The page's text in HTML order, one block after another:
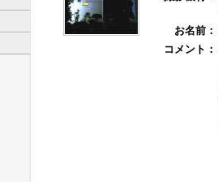
お名前：
コメント：